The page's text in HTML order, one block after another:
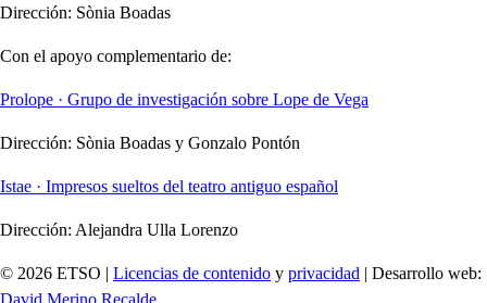
Dirección: Sònia Boadas
Con el apoyo complementario de:
Prolope · Grupo de investigación sobre Lope de Vega
Dirección: Sònia Boadas y Gonzalo Pontón
Istae · Impresos sueltos del teatro antiguo español
Dirección: Alejandra Ulla Lorenzo
© 2026 ETSO | Licencias de contenido y privacidad | Desarrollo web: